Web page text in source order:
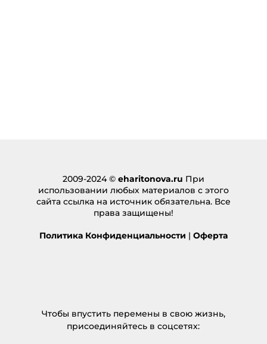
2009-2024 © eharitonova.ru При
использовании любых материалов с этого
сайта ссылка на источник обязательна. Все
права защищены!
Политика Конфиденциальности | Оферта
Чтобы впустить перемены в свою жизнь,
присоединяйтесь в соцсетях: